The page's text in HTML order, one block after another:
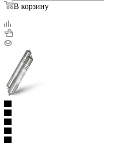
В корзину